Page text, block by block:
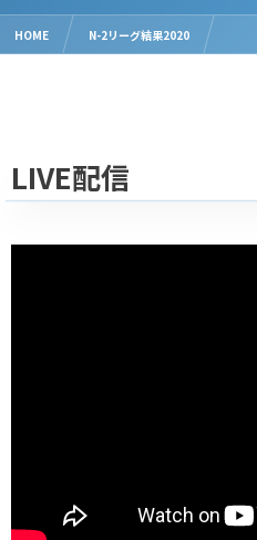
HOME N-2リーグ結果2020
LIVE配信